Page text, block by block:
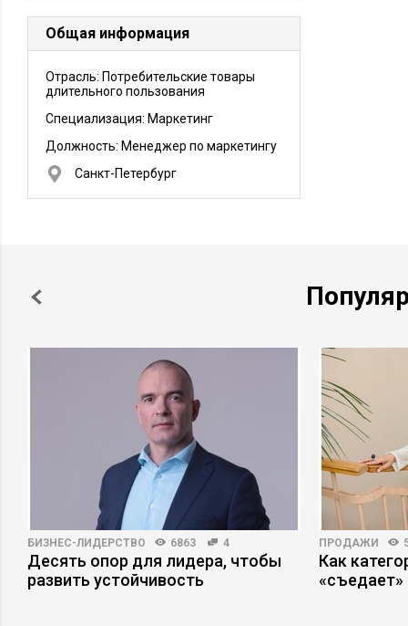
Общая информация
Отрасль: Потребительские товары
длительного пользования
Специализация: Маркетинг
Должность: Менеджер по маркетингу
Санкт-Петербург
БИЗНЕС-ЛИДЕРСТВО 6863 4
Десять опор для лидера, чтобы
развить устойчивость
ПРОДАЖИ
Как